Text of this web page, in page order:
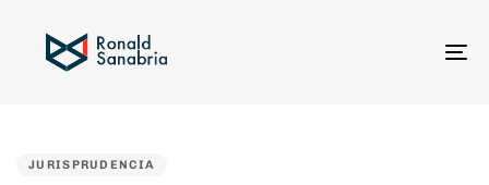
JURISPRUDENCIA